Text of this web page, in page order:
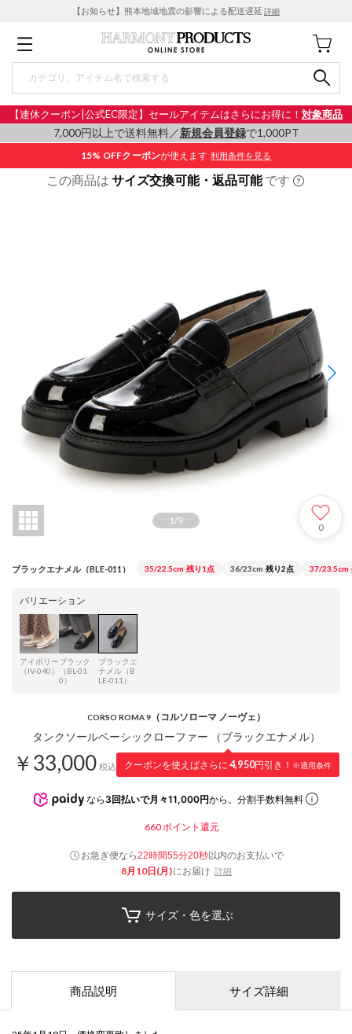
【お知らせ】熊本地域地震の影響による配送遅延 詳細
【連休クーポン|公式EC限定】セールアイテムはさらにお得に！ 対象商品
7,000円以上で送料無料／新規会員登録で1,000PT
15% OFFクーポンが使えます 利用条件を見る
この商品は サイズ交換可能・返品可能です
1/9
0
ブラックエナメル（BLE-011） 35/22.5cm 残り1点 36/23cm 残り2点 37/23.5cm
バリエーション
アイボリー
（IV-040）
ブラック
（BL-01
0）
ブラックエ
ナメル（B
LE-011）
CORSO ROMA 9（コルソローマ ノーヴェ）
タンクソールベーシックローファー （ブラックエナメル）
￥33,000 税込 クーポンを使えばさらに 4,950円引き！ ※適用条件
なら 3回払いで月々11,000円から。分割手数料無料
660 ポイント還元
お急ぎ便なら22時間55分19秒以内のお支払いで
8月10日(月)にお届け 詳細
サイズ・色を選ぶ
商品説明 サイズ詳細